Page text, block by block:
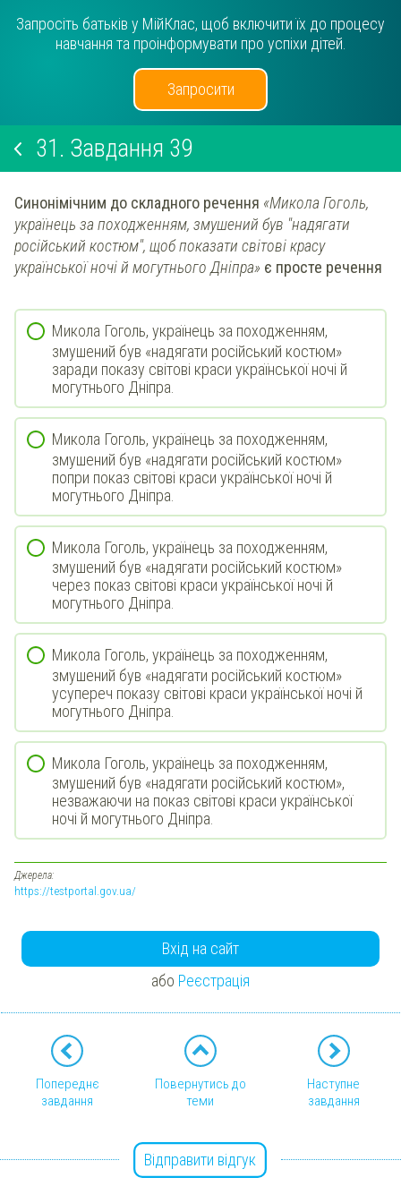
Запросіть батьків у МійКлас, щоб включити їх до процесу
навчання та проінформувати про успіхи дітей.
Запросити
31. Завдання 39
Синонімічним до складного речення «Микола Гоголь,
українець за походженням, змушений був "надягати
російський костюм", щоб показати світові красу
української ночі й могутнього Дніпра» є просте речення
Микола Гоголь, українець за походженням,
змушений був «надягати російський костюм»
заради показу світові краси української ночі й
могутнього Дніпра.
Микола Гоголь, українець за походженням,
змушений був «надягати російський костюм»
попри показ світові краси української ночі й
могутнього Дніпра.
Микола Гоголь, українець за походженням,
змушений був «надягати російський костюм»
через показ світові краси української ночі й
могутнього Дніпра.
Микола Гоголь, українець за походженням,
змушений був «надягати російський костюм»
усупереч показу світові краси української ночі й
могутнього Дніпра.
Микола Гоголь, українець за походженням,
змушений був «надягати російський костюм»,
незважаючи на показ світові краси української
ночі й могутнього Дніпра.
Джерела:
https://testportal.gov.ua/
Вхід на сайт
або Реєстрація
Попереднє
завдання
Повернутись до
теми
Наступне
завдання
Відправити відгук